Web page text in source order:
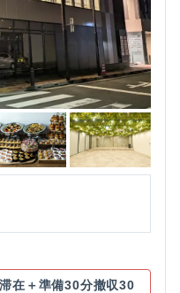
在＋準備30分撤収30